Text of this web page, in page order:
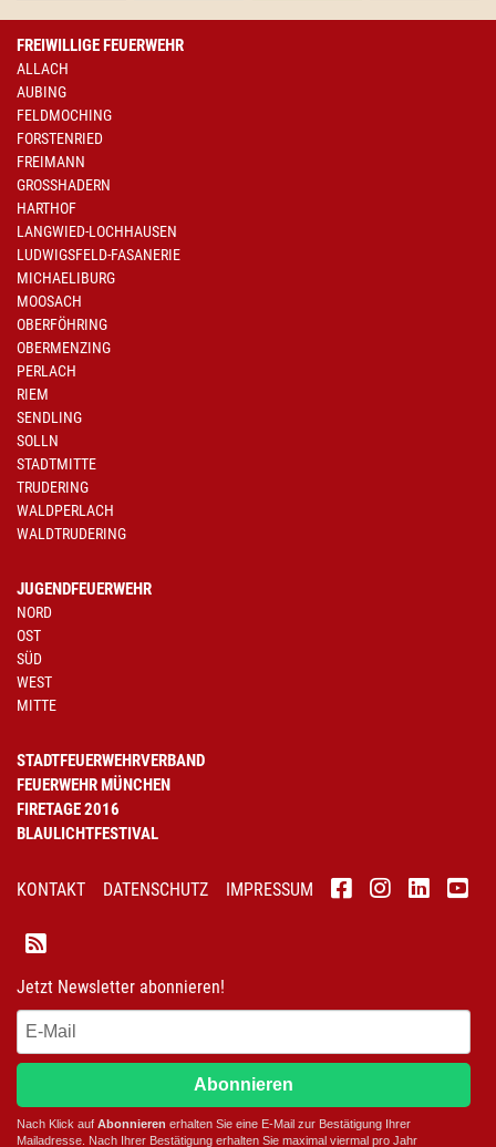
FREIWILLIGE FEUERWEHR
ALLACH
AUBING
FELDMOCHING
FORSTENRIED
FREIMANN
GROSSHADERN
HARTHOF
LANGWIED-LOCHHAUSEN
LUDWIGSFELD-FASANERIE
MICHAELIBURG
MOOSACH
OBERFÖHRING
OBERMENZING
PERLACH
RIEM
SENDLING
SOLLN
STADTMITTE
TRUDERING
WALDPERLACH
WALDTRUDERING
JUGENDFEUERWEHR
NORD
OST
SÜD
WEST
MITTE
STADTFEUERWEHRVERBAND
FEUERWEHR MÜNCHEN
FIRETAGE 2016
BLAULICHTFESTIVAL
KONTAKT DATENSCHUTZ IMPRESSUM
Jetzt Newsletter abonnieren!
Abonnieren
Nach Klick auf Abonnieren erhalten Sie eine E-Mail zur Bestätigung Ihrer
Mailadresse. Nach Ihrer Bestätigung erhalten Sie maximal viermal pro Jahr